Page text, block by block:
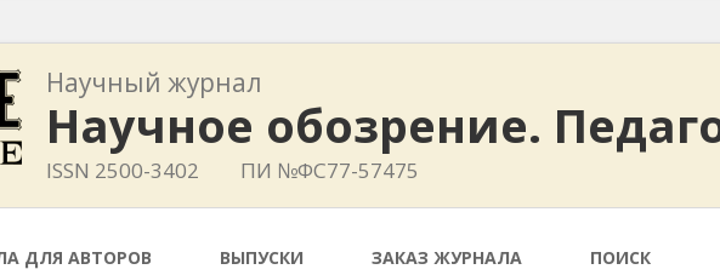
Научный журнал
Научное обозрение.
ISSN 2500-3402 ПИ №ФС77-57475
ДЛЯ АВТОРОВ ВЫПУСКИ ЗАКАЗ ЖУРНАЛА ПОИСК